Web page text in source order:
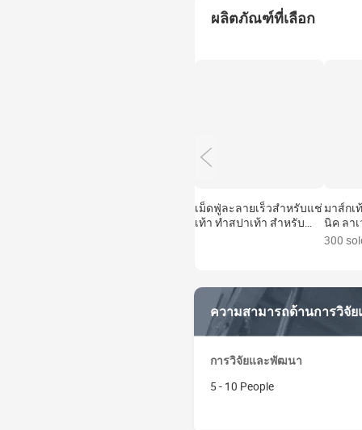
ผลิตภัณฑ์ที่เลือก
เม็ดฟู่ละลายเร็วสำหรับแช่
เท้า ทำสปาเท้า สำหรับทำ
มาส์กเ
นิค ลา
บำรุงผิ
300
ความสามารถด้านการวิจั
การวิจัยและพัฒนา
5 - 10 People